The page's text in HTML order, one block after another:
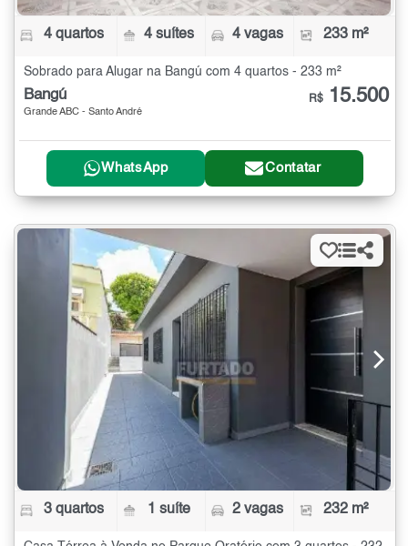
4 quartos 4 suítes 4 vagas 233 m²
Sobrado para Alugar na Bangú com 4 quartos - 233 m²
Bangú
Grande ABC - Santo André
R$ 15.500
WhatsApp Contatar
3 quartos 1 suíte 2 vagas 232 m²